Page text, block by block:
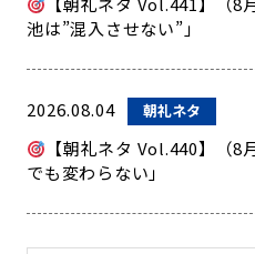
池は”混入させない”」
2026.08.04 朝礼ネタ
【朝礼ネタ Vol.440】（8
でも変わらない」